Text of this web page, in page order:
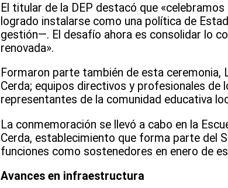
El titular de la DEP destacó que
logrado instalarse como una política de
gestión—. El desafío ahora es consolidar lo
renovada».
Formaron parte también de esta ceremonia,
Cerda; equipos directivos y profesionales
representantes de la comunidad educativa
La conmemoración se llevó a cabo en la
Cerda, establecimiento que forma parte del
funciones como sostenedores en enero de
Avances en infraestructura